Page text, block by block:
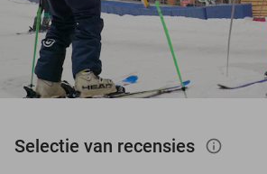
Selectie van recensies info_outlined